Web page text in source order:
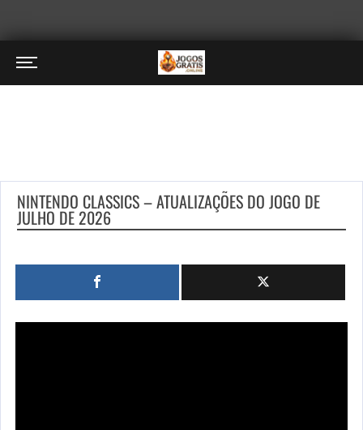
NINTENDO CLASSICS – ATUALIZAÇÕES DO JOGO DE
JULHO DE 2026